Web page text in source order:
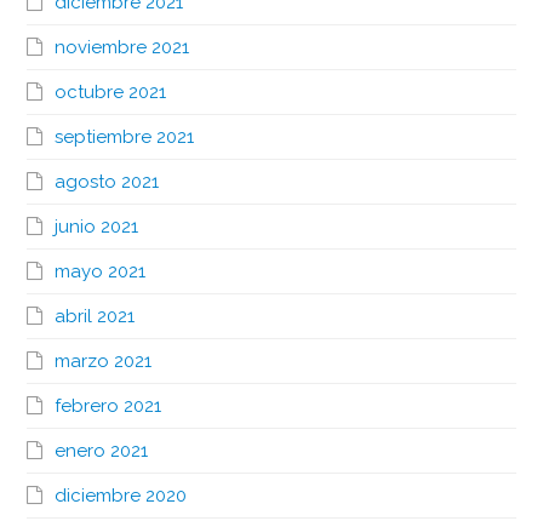
noviembre 2021
octubre 2021
septiembre 2021
agosto 2021
junio 2021
mayo 2021
abril 2021
marzo 2021
febrero 2021
enero 2021
diciembre 2020